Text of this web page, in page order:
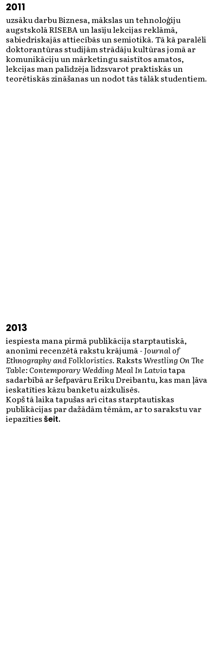
2011
uzsāku darbu Biznesa, mākslas un tehnoloģiju
augstskolā RISEBA un lasīju lekcijas reklāmā,
sabiedriskajās attiecībās un semiotikā. Tā kā paralēli
doktorantūras studijām strādāju kultūras jomā ar
komunikāciju un mārketingu saistītos amatos,
lekcijas man palīdzēja līdzsvarot praktiskās un
teorētiskās zināšanas un nodot tās tālāk studentiem.
2013
iespiesta mana pirmā publikācija starptautiskā,
anonīmi recenzētā rakstu krājumā - Journal of
Ethnography and Folkloristics. RakstsWrestling On The
Table: Contemporary Wedding Meal In Latviatapa
sadarbībā ar šefpavāru Eriku Dreibantu, kas man ļāva
ieskatīties kāzu banketu aizkulisēs.
Kopš tā laika tapušas arī citas starptautiskas
publikācijas par dažādām tēmām, ar to sarakstu var
iepazītiesšeit.